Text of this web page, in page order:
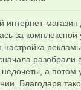
магазин
за комплексной
настройка
разобрали
а потом
Благодаря